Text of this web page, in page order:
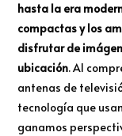
hasta la era
compactas y los
disfrutar de
ubicación. Al
antenas de
tecnología que
ganamos